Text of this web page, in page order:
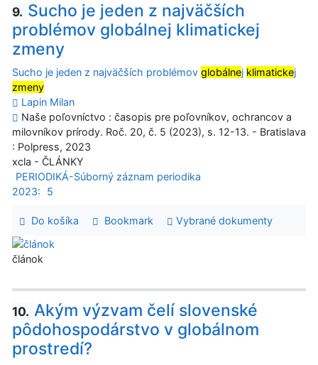
9. Sucho je jeden z najväčších
problémov globálnej klimatickej
zmeny
Sucho je jeden z najväčších problémov globálnej klimatickej
zmeny
Lapin Milan
Naše poľovníctvo : časopis pre poľovníkov, ochrancov a
milovníkov prírody. Roč. 20, č. 5 (2023), s. 12-13. - Bratislava
: Polpress, 2023
xcla - ČLÁNKY
PERIODIKÁ-Súborný záznam periodika
2023:
5
Do košíka Bookmark Vybrané dokumenty
článok
10. Akým výzvam čelí slovenské
pôdohospodárstvo v globálnom
prostredí?